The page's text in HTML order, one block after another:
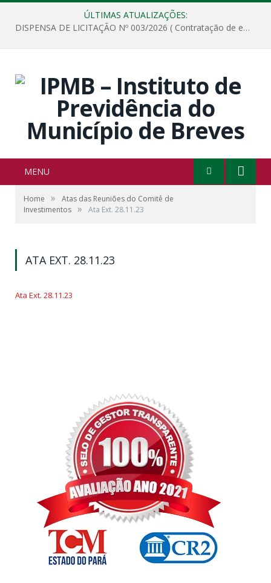
ÚLTIMAS ATUALIZAÇÕES:
DISPENSA DE LICITAÇÃO Nº 003/2026 ( Contratação de empresa para fornecimento de gêneros alimentícios não perecíveis, materiais de expediente, descartáveis, copa e cozinha, para análise e posterior publicação.)
MENU
Home »
Atas das Reuniões do Comitê de
Investimentos » Ata Ext. 28.11.23
ATA EXT. 28.11.23
Ata Ext. 28.11.23